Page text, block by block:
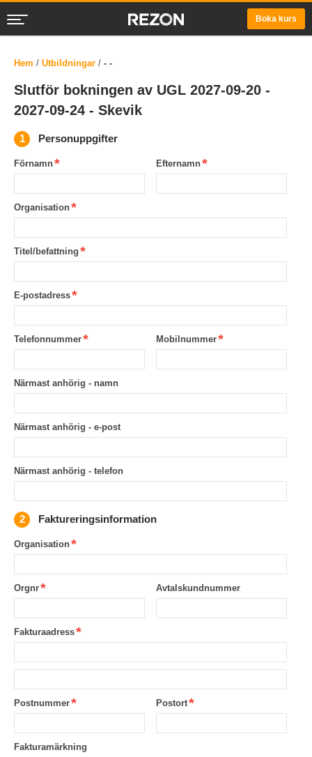
Boka kurs
Hem / Utbildningar / - -
Slutför bokningen av UGL 2027-09-20 -
2027-09-24 - Skevik
Personuppgifter
Förnamn Efternamn
Organisation
Titel/befattning
E-postadress
Telefonnummer Mobilnummer
Närmast anhörig - namn
Närmast anhörig - e-post
Närmast anhörig - telefon
Faktureringsinformation
Organisation
Orgnr Avtalskundnummer
Fakturaadress
Postnummer Postort
Fakturamärkning